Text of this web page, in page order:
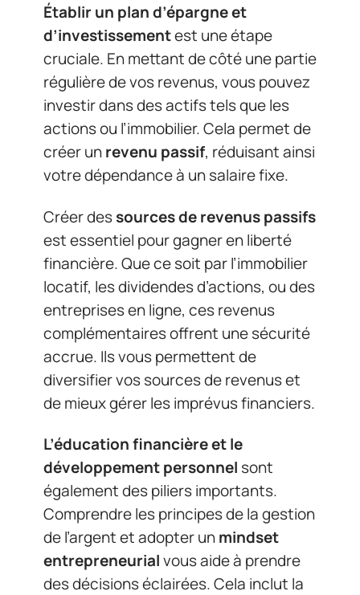
Établir un plan d’épargne et
d’investissementest une étape
cruciale. En mettant de côté une partie
régulière de vos revenus, vous pouvez
investir dans des actifs tels que les
actions ou l’immobilier. Cela permet de
créer unrevenu passif, réduisant ainsi
votre dépendance à un salaire fixe.
Créer dessources de revenus passifs
est essentiel pour gagner en liberté
financière. Que ce soit par l’immobilier
locatif, les dividendes d’actions, ou des
entreprises en ligne, ces revenus
complémentaires offrent une sécurité
accrue. Ils vous permettent de
diversifier vos sources de revenus et
de mieux gérer les imprévus financiers.
L’éducation financière et le
développement personnel sont
également des piliers importants.
Comprendre les principes de la gestion
de l’argent et adopter unmindset
entrepreneurialvous aide à prendre
des décisions éclairées. Cela inclut la